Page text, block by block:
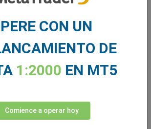
Depositar fondos
Hong Kong 50 como CFD
CON UN
DE
1:2000 EN MT5
Comience a operar hoy